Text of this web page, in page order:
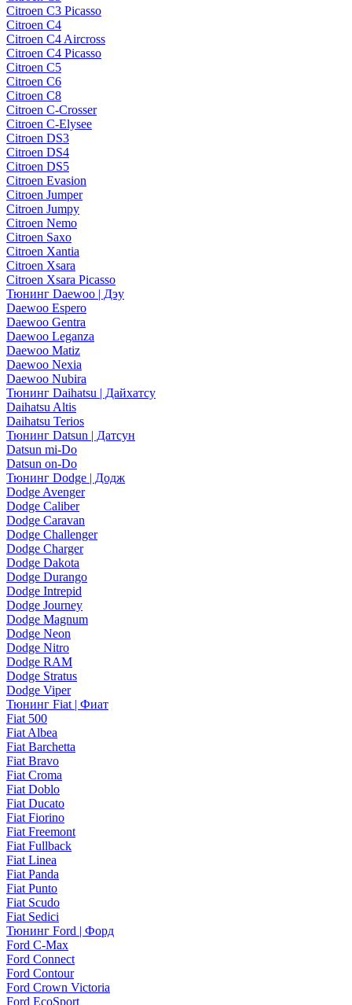
Citroen C3 Picasso
Citroen C4
Citroen C4 Aircross
Citroen C4 Picasso
Citroen C5
Citroen C6
Citroen C8
Citroen C-Crosser
Citroen C-Elysee
Citroen DS3
Citroen DS4
Citroen DS5
Citroen Evasion
Citroen Jumper
Citroen Jumpy
Citroen Nemo
Citroen Saxo
Citroen Xantia
Citroen Xsara
Citroen Xsara Picasso
Тюнинг Daewoo | Дэу
Daewoo Espero
Daewoo Gentra
Daewoo Leganza
Daewoo Matiz
Daewoo Nexia
Daewoo Nubira
Тюнинг Daihatsu | Дайхатсу
Daihatsu Altis
Daihatsu Terios
Тюнинг Datsun | Датсун
Datsun mi-Do
Datsun on-Do
Тюнинг Dodge | Додж
Dodge Avenger
Dodge Caliber
Dodge Caravan
Dodge Challenger
Dodge Charger
Dodge Dakota
Dodge Durango
Dodge Intrepid
Dodge Journey
Dodge Magnum
Dodge Neon
Dodge Nitro
Dodge RAM
Dodge Stratus
Dodge Viper
Тюнинг Fiat | Фиат
Fiat 500
Fiat Albea
Fiat Barchetta
Fiat Bravo
Fiat Croma
Fiat Doblo
Fiat Ducato
Fiat Fiorino
Fiat Freemont
Fiat Fullback
Fiat Linea
Fiat Panda
Fiat Punto
Fiat Scudo
Fiat Sedici
Тюнинг Ford | Форд
Ford C-Max
Ford Connect
Ford Contour
Ford Crown Victoria
Ford EcoSport